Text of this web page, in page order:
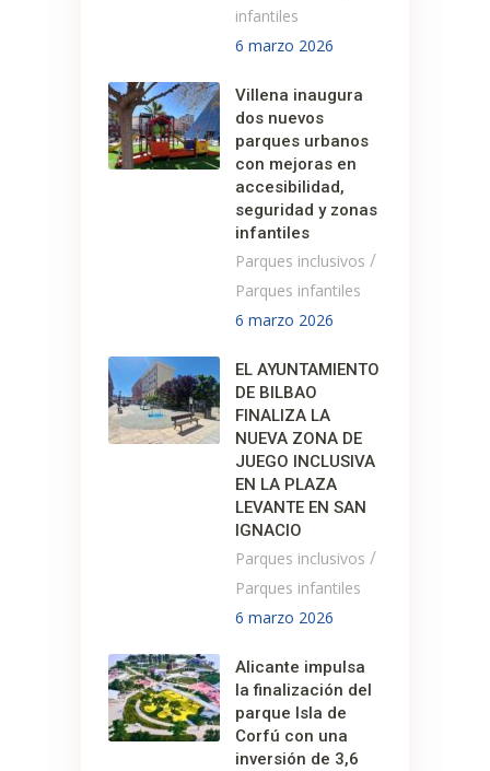
infantiles
6 marzo 2026
Villena inaugura
dos nuevos
parques urbanos
con mejoras en
accesibilidad,
seguridad y zonas
infantiles
Parques inclusivos /
Parques infantiles
6 marzo 2026
EL AYUNTAMIENTO
DE BILBAO
FINALIZA LA
NUEVA ZONA DE
JUEGO INCLUSIVA
EN LA PLAZA
LEVANTE EN SAN
IGNACIO
Parques inclusivos /
Parques infantiles
6 marzo 2026
Alicante impulsa
la finalización del
parque Isla de
Corfú con una
inversión de 3,6